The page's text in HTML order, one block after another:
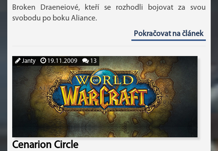
Broken Draeneiové, kteří se rozhodli bojovat za svou
svobodu po boku Aliance.
Pokračovat na článek
Janty 19.11.2009 13
Cenarion Circle